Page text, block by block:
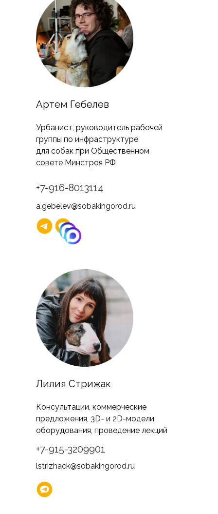
Урбанист, руководитель рабочей
группы по инфраструктуре
для собак при Общественном
совете Минстроя РФ
Артем Гебелев
+7-916-8013114
a.gebelev@sobakingorod.ru
Консультации, коммерческие
предложения, 3D- и 2D-модели
оборудования, проведение лекций
Лилия Стрижак
+7-915-3209901
lstrizhack@sobakingorod.ru